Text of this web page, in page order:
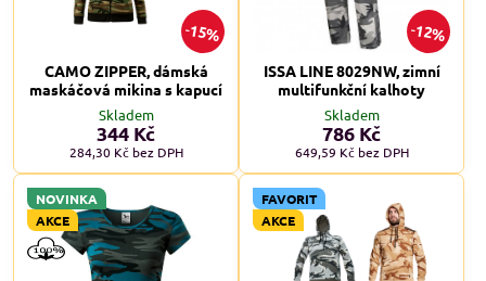
15%
CAMO ZIPPER, dámská
maskáčová mikina s kapucí
Skladem
344 Kč
284,30 Kč bez DPH
12%
ISSA LINE 8029NW, zimní
multifunkční kalhoty
Skladem
786 Kč
649,59 Kč bez DPH
NOVINKA
AKCE
FAVORIT
AKCE